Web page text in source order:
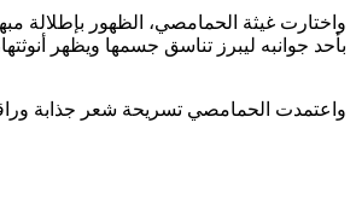
بأحد جوانبه ليبرز تناسق جسمها ويظهر
واعتمدت الحمامصي تسريحة شعر جذابة